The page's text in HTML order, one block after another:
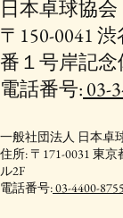
日本卓球協会
〒150-0041
番１号岸記
電話番号: 03-
一般社団法人 日本卓
住所: 〒171-0031 東
ル2F
電話番号:03-4400-8755